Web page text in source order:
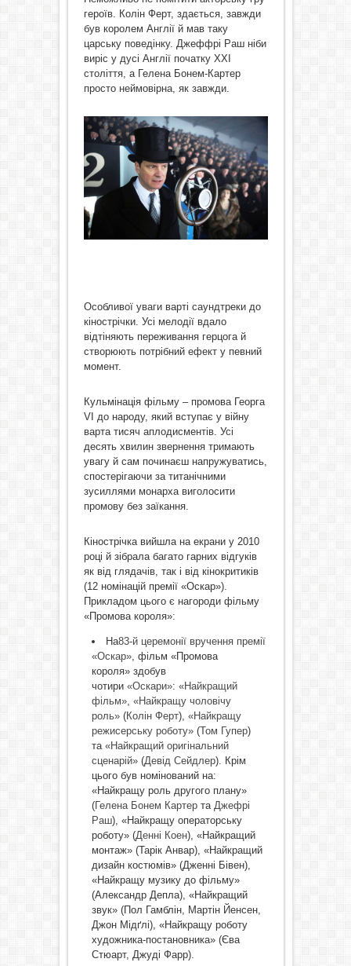
героїв. Колін Ферт, здається, завжди
був королем Англії й мав таку
царську поведінку. Джеффрі Раш ніби
виріс у дусі Англії початку ХХІ
століття, а Гелена Бонем-Картер
просто неймовірна, як завжди.
Особливої уваги варті саундтреки до
кінострічки. Усі мелодії вдало
відтіняють переживання герцога й
створюють потрібний ефект у певний
момент.
Кульмінація фільму – промова Георга
VІ до народу, який вступає у війну
варта тисяч аплодисментів. Усі
десять хвилин звернення тримають
увагу й сам починаєш напружуватись,
спостерігаючи за титанічними
зусиллями монарха виголосити
промову без заїкання.
Кінострічка вийшла на екрани у 2010
році й зібрала багато гарних відгуків
як від глядачів, так і від кінокритиків
(12 номінацій премії «Оскар»).
Прикладом цього є нагороди фільму
«Промова короля»:
На83-й церемонії вручення премії
«Оскар», фільм «Промова
короля» здобув
чотири «Оскари»: «Найкращий
фільм», «Найкращу чоловічу
роль»(Колін Ферт), «Найкращу
режисерську роботу»(Том Гупер)
та «Найкращий оригінальний
сценарій»(Девід Сейдлер). Крім
цього був номінований на:
«Найкращу роль другого плану»
(Гелена Бонем Картерта Джефрі
Раш), «Найкращу операторську
роботу» (Денні Коен), «Найкращий
монтаж» (Тарік Анвар), «Найкращий
дизайн костюмів» (Дженні Бівен),
«Найкращу музику до фільму»
(Александр Депла), «Найкращий
звук» (Пол Гамблін, Мартін Йенсен,
Джон Мідґлі), «Найкращу роботу
художника-постановника» (Єва
Стюарт, Джуді Фарр).